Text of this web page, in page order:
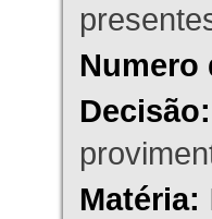
Numero
Decisão:
Matéria: